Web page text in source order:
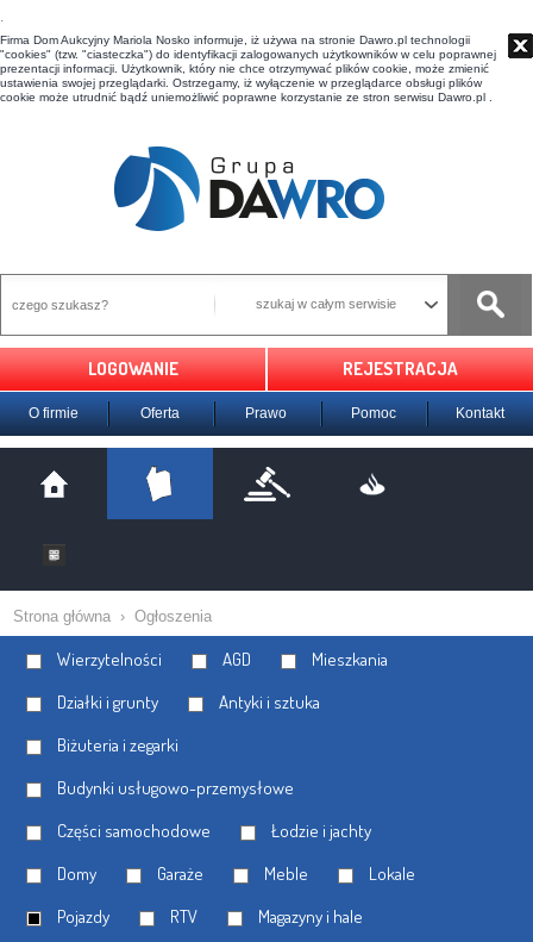
t
Firma Dom Aukcyjny Mariola Nosko informuje, iż używa na stronie Dawro.pl technologii
"cookies" (tzw. "ciasteczka") do identyfikacji zalogowanych użytkowników w celu poprawnej
prezentacji informacji. Użytkownik, który nie chce otrzymywać plików cookie, może zmienić
ustawienia swojej przeglądarki. Ostrzegamy, iż wyłączenie w przeglądarce obsługi plików
cookie może utrudnić bądź uniemożliwić poprawne korzystanie ze stron serwisu Dawro.pl .
szukaj w całym serwisie
LOGOWANIE REJESTRACJA
O firmie Oferta Prawo Pomoc Kontakt
Strona główna › Ogłoszenia
Wierzytelności AGD
Mieszkania
Działki i grunty
Antyki i sztuka
Biżuteria i zegarki
Budynki usługowo-przemysłowe
Części samochodowe
Łodzie i jachty
Domy
Garaże Meble
Lokale
Pojazdy
RTV
Magazyny i hale